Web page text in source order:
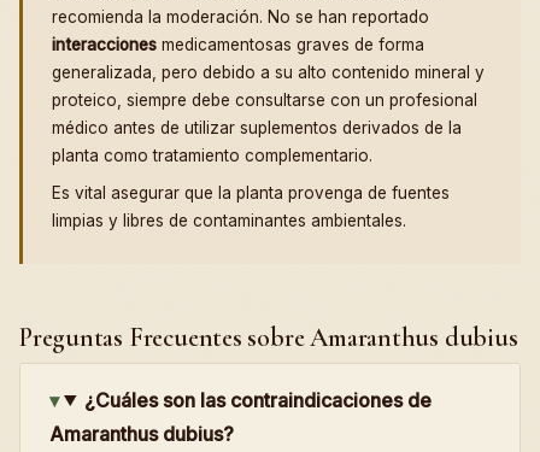
recomienda la moderación. No se han reportado
interacciones medicamentosas graves de forma
generalizada, pero debido a su alto contenido mineral y
proteico, siempre debe consultarse con un profesional
médico antes de utilizar suplementos derivados de la
planta como tratamiento complementario.
Es vital asegurar que la planta provenga de fuentes
limpias y libres de contaminantes ambientales.
Preguntas Frecuentes sobre Amaranthus dubius
¿Cuáles son las contraindicaciones de
Amaranthus dubius?